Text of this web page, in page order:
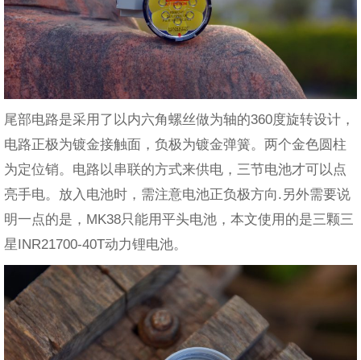
尾部电路是采用了以内六角螺丝做为轴的360度旋转设计，
电路正极为镀金接触面，负极为镀金弹簧。两个金色圆柱
为定位销。电路以串联的方式来供电，三节电池才可以点
亮手电。放入电池时，需注意电池正负极方向.另外需要说
明一点的是，MK38只能用平头电池，本文使用的是三颗三
星INR21700-40T动力锂电池。